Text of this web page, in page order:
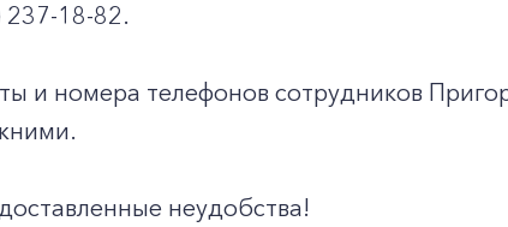
18-82.
и номера телефонов сотрудников
неудобства!